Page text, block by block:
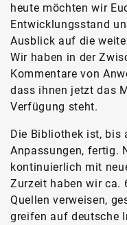
heute möchten wir
Entwicklungsstand
Ausblick auf die
Wir haben in der
Kommentare von
dass ihnen jetzt das
Verfügung steht.
Die Bibliothek ist, bis
Anpassungen, fertig.
kontinuierlich mit
Zurzeit haben wir ca.
Quellen verweisen,
greifen auf deutsche